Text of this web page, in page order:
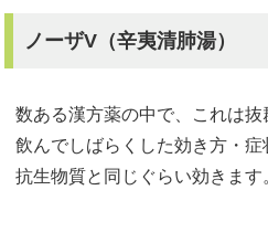
ノーザV（辛夷清肺湯）
数ある漢方薬の中で、これは抜
飲んでしばらくした効き方・
抗生物質と同じぐらい効きます